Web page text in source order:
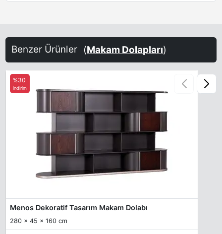
Benzer Ürünler (Makam Dolapları)
Menos Dekoratif Tasarım Makam Dolabı
280 x 45 x 160 cm
%30
indirim